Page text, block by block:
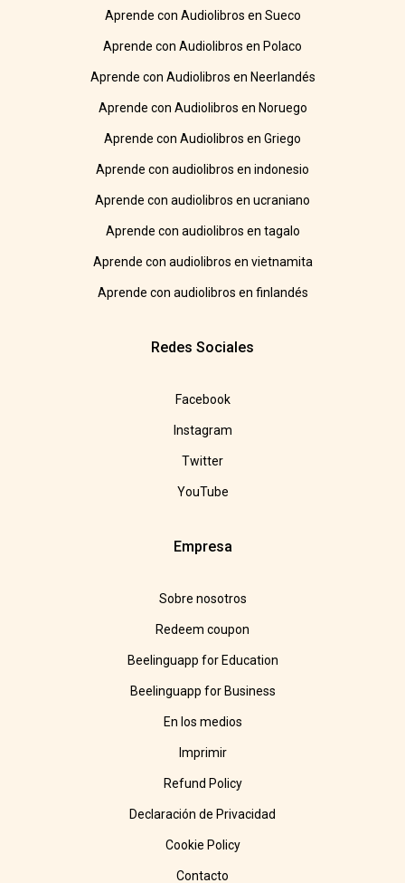
Aprende con Audiolibros en Sueco
Aprende con Audiolibros en Polaco
Aprende con Audiolibros en Neerlandés
Aprende con Audiolibros en Noruego
Aprende con Audiolibros en Griego
Aprende con audiolibros en indonesio
Aprende con audiolibros en ucraniano
Aprende con audiolibros en tagalo
Aprende con audiolibros en vietnamita
Aprende con audiolibros en finlandés
Redes Sociales
Facebook
Instagram
Twitter
YouTube
Empresa
Sobre nosotros
Redeem coupon
Beelinguapp for Education
Beelinguapp for Business
En los medios
Imprimir
Refund Policy
Declaración de Privacidad
Cookie Policy
Contacto